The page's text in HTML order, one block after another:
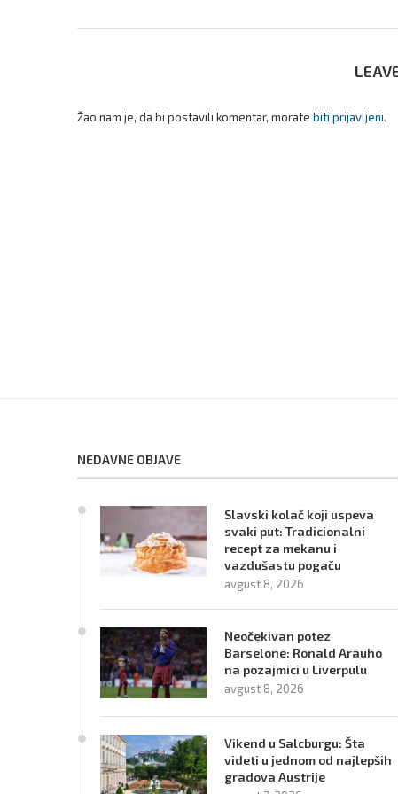
Žao nam je, da bi postavili komentar, morate biti prijavljeni.
NEDAVNE OBJAVE
Slavski kolač koji uspeva
svaki put: Tradicionalni
recept za mekanu i
vazdušastu pogaču
avgust 8, 2026
Neočekivan potez
Barselone: Ronald Arauho
na pozajmici u Liverpulu
avgust 8, 2026
Vikend u Salcburgu: Šta
videti u jednom od najlepših
gradova Austrije